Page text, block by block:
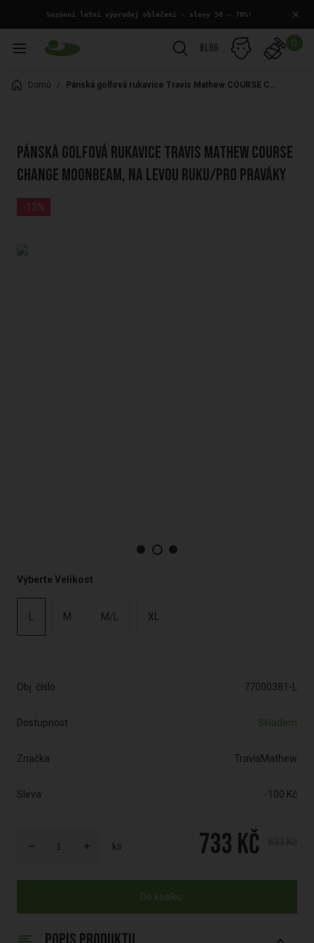
Sezónní letní výprodej oblečení - slevy 50 – 70%! ×
Blog 0
Domů /
Pánská golfová rukavice Travis Mathew COURSE
CHANGE Moonbeam, na levou ruku/pro praváky
-12%
Vyberte Velikost
L M M/L XL
Obj. číslo 77000381-L
Dostupnost Skladem
Značka TravisMathew
Sleva -100 Kč
ks 733 Kč 833 Kč
Do košíku